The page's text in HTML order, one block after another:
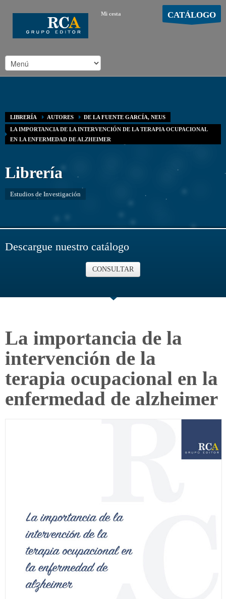
Mi cesta CATÁLOGO
LIBRERÍA AUTORES
DE LA FUENTE GARCÍA, NEUS
LA IMPORTANCIA DE LA INTERVENCIÓN DE LA TERAPIA OCUPACIONAL
EN LA ENFERMEDAD DE ALZHEIMER
Librería
Estudios de Investigación
Descargue nuestro catálogo
CONSULTAR
La importancia de la
intervención de la
terapia ocupacional en la
enfermedad de alzheimer